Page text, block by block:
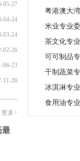
05-27
04-24
03-24
02-26
06-23
11-28
更多>
最
米业专业
茶文化专
可可制品
干制蔬菜
冰淇淋专
食用油专